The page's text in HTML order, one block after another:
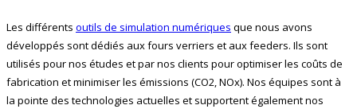
Les différents outils de simulation numériques que nous avons
développés sont dédiés aux fours verriers et aux feeders. Ils sont
utilisés pour nos études et par nos clients pour optimiser les coûts de
fabrication et minimiser les émissions (CO2, NOx). Nos équipes sont à
la pointe des technologies actuelles et supportent également nos